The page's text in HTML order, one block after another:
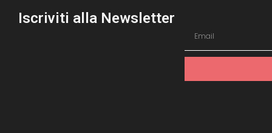
Iscriviti alla Newsletter